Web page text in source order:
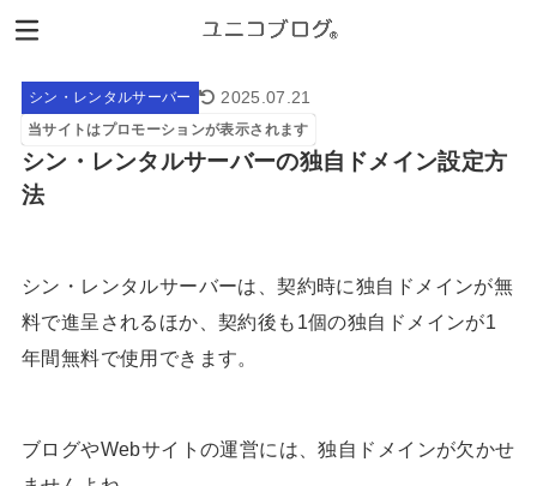
シン・レンタルサーバー 2025.07.21
当サイトはプロモーションが表示されます
シン・レンタルサーバーの独自ドメイン設定方
法
シン・レンタルサーバーは、契約時に独自ドメインが無
料で進呈されるほか、契約後も1個の独自ドメインが1
年間無料で使用できます。
ブログやWebサイトの運営には、独自ドメインが欠かせ